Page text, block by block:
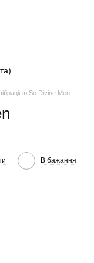
So Divine Men
В бажання